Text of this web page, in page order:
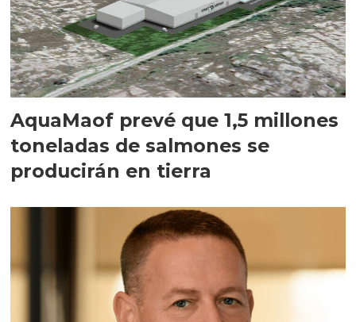
AquaMaof prevé que 1,5 millones
toneladas de salmones se
producirán en tierra